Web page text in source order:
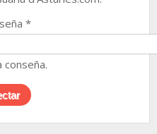
*
conseña.